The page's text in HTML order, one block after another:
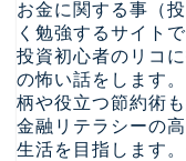
お金に関する事（
く勉強するサイトで
投資初心者のリコ
の怖い話をします
柄や役立つ節約術も
金融リテラシーの
生活を目指します